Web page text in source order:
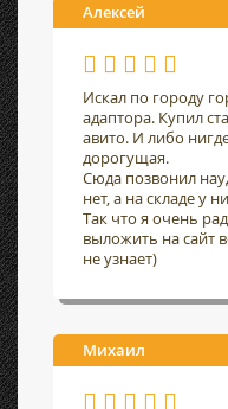
Алексей
Искал по городу
адаптора. Купил
авито. И либо
дорогущая.
Сюда позвонил
нет, а на складе у
Так что я очень
выложить на сайт
не узнает)
Михаил